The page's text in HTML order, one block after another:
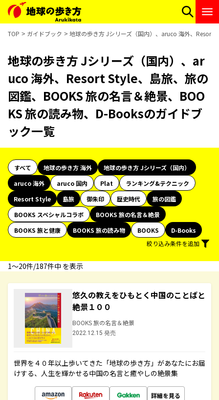
TOP ガイドブック 地球の歩き方 Jシリーズ（国内）、aruco 海外、Resort
地球の歩き方 Jシリーズ（国内）、ar
uco 海外、Resort Style、島旅、旅の
図鑑、BOOKS 旅の名言＆絶景、BOO
KS 旅の読み物、D-Booksのガイドブ
ック一覧
すべて 地球の歩き方 海外
地球の歩き方 Jシリーズ（国内）
aruco 海外
aruco 国内 Plat
ランキング&テクニック
Resort Style
島旅 御朱印 歴史時代
旅の図鑑
BOOKS スペシャルコラボ
BOOKS 旅の名言＆絶景
BOOKS 旅と健康
BOOKS 旅の読み物 BOOKS
D-Books
絞り込み条件を追加
1〜20件/187件中 を表示
悠久の教えをひもとく中国のことばと
絶景１００
BOOKS 旅の名言＆絶景
2022.12.15 発売
世界を４０年以上歩いてきた「地球の歩き方」があなたにお届
けする、人生を輝かせる中国の名言と癒やしの絶景集
詳細を見る